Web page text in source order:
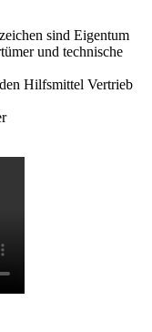
sind Eigentum
und technische
Hilfsmittel Vertrieb